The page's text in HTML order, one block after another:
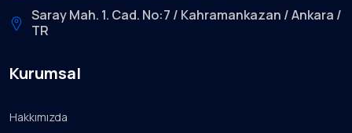
Saray Mah. 1. Cad. No:7 / Kahramankazan / Ankara /
TR
Kurumsal
Hakkımızda